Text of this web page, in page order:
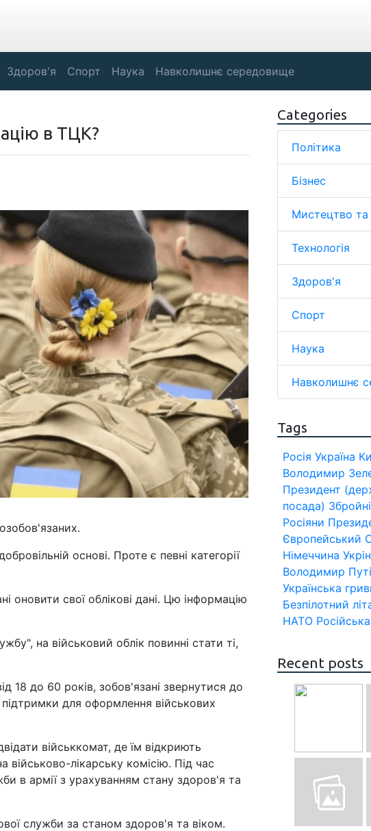
Здоров'я Спорт Наука Навколишнє середовище
в ТЦК?
основі. Проте є певні категорії
оновити свої облікові дані. Цю інформацію
на військовий облік повинні стати ті,
18 до 60 років, зобов'язані звернутися до
для оформлення військових
військкомат, де їм відкриють
військово-лікарську комісію. Під час
в армії з урахуванням стану здоров'я та
служби за станом здоров'я та віком.
Categories
Політика
Бізнес
Мистецтво та
Технологія
Здоров'я
Спорт
Наука
Навколишнє
Tags
Росія Україна
Володимир
Президент
посада)
Росіяни
Європейський
Німеччина
Володимир
Українська
Безпілотний
НАТО
Recent posts